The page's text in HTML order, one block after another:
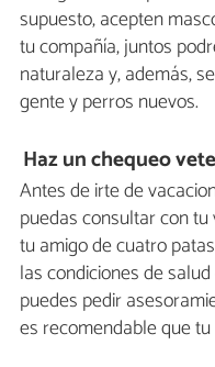
supuesto, acepten
tu compañía, juntos
naturaleza y, además,
gente y perros nuevos.
Haz un chequeo
Antes de irte de
puedas consultar con
tu amigo de cuatro
las condiciones de
puedes pedir
es recomendable que